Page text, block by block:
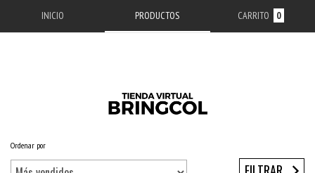
INICIO PRODUCTOS CARRITO 0
Inicio / ACCESORIOS APPLE
Ordenar por